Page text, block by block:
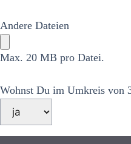
Andere Dateien
Max. 20 MB pro Datei.
Wohnst Du im Umkreis von